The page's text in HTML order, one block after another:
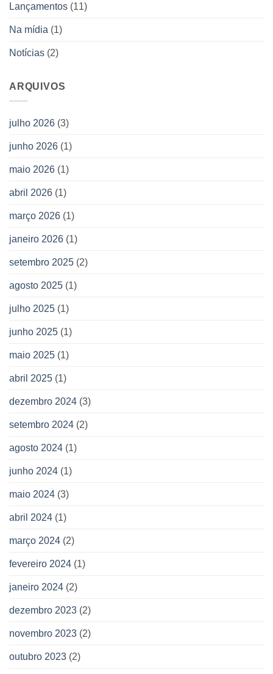
Lançamentos (11)
Na mídia (1)
Notícias (2)
ARQUIVOS
julho 2026 (3)
junho 2026 (1)
maio 2026 (1)
abril 2026 (1)
março 2026 (1)
janeiro 2026 (1)
setembro 2025 (2)
agosto 2025 (1)
julho 2025 (1)
junho 2025 (1)
maio 2025 (1)
abril 2025 (1)
dezembro 2024 (3)
setembro 2024 (2)
agosto 2024 (1)
junho 2024 (1)
maio 2024 (3)
abril 2024 (1)
março 2024 (2)
fevereiro 2024 (1)
janeiro 2024 (2)
dezembro 2023 (2)
novembro 2023 (2)
outubro 2023 (2)